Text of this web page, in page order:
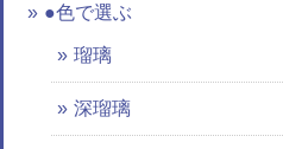
●色で選ぶ
瑠璃
深瑠璃